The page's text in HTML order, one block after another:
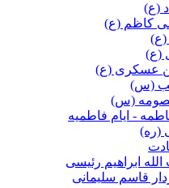
(ع)
کاظم (ع)
(ع)
(ع)
عسکری (ع)
(س)
(س)
- ایام فاطمیه
(ره)
ابراهیم رئیسی
قاسم سلیمانی